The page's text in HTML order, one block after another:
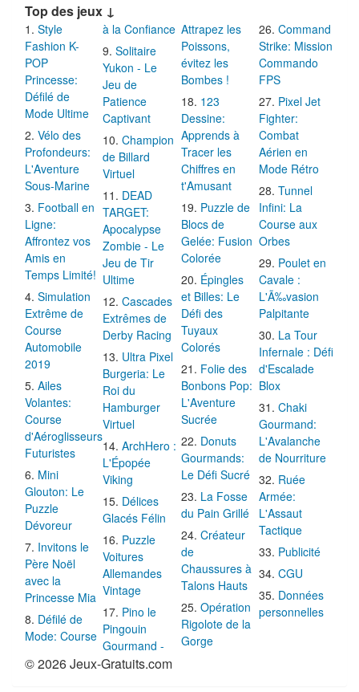
Top des jeux ↓
Style
Fashion K-
POP
Princesse:
Défilé de
Mode Ultime
Vélo des
Profondeurs:
L'Aventure
Sous-Marine
Football en
Ligne:
Affrontez vos
Amis en
Temps Limité!
Simulation
Extrême de
Course
Automobile
2019
Ailes
Volantes:
Course
d'Aéroglisseurs
Futuristes
Mini
Glouton: Le
Puzzle
Dévoreur
Invitons le
Père Noël
avec la
Princesse Mia
Défilé de
Mode: Course
à la Confiance
Solitaire
Yukon - Le
Jeu de
Patience
Captivant
Champion
de Billard
Virtuel
DEAD
TARGET:
Apocalypse
Zombie - Le
Jeu de Tir
Ultime
Cascades
Extrêmes de
Derby Racing
Ultra Pixel
Burgeria: Le
Roi du
Hamburger
Virtuel
ArchHero :
L'Épopée
Viking
Délices
Glacés Félin
Puzzle
Voitures
Allemandes
Vintage
Pino le
Pingouin
Gourmand -
Attrapez les
Poissons,
évitez les
Bombes !
123
Dessine:
Apprends à
Tracer les
Chiffres en
t'Amusant
Puzzle de
Blocs de
Gelée: Fusion
Colorée
Épingles
et Billes: Le
Défi des
Tuyaux
Colorés
Folie des
Bonbons Pop:
L'Aventure
Sucrée
Donuts
Gourmands:
Le Défi Sucré
La Fosse
du Pain Grillé
Créateur
de
Chaussures à
Talons Hauts
Opération
Rigolote de la
Gorge
Command
Strike: Mission
Commando
FPS
Pixel Jet
Fighter:
Combat
Aérien en
Mode Rétro
Tunnel
Infini: La
Course aux
Orbes
Poulet en
Cavale :
L'Ã‰vasion
Palpitante
La Tour
Infernale : Défi
d'Escalade
Blox
Chaki
Gourmand:
L'Avalanche
de Nourriture
Ruée
Armée:
L'Assaut
Tactique
Publicité
CGU
Données
personnelles
© 2026 Jeux-Gratuits.com